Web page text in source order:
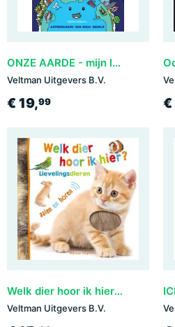
ONZE AARDE - mijn leven tot nu toe
Veltman Uitgevers B.V.
€ 19,99 €
Welk dier hoor ik hier? - Lievelingsdieren
Veltman Uitgevers B.V.